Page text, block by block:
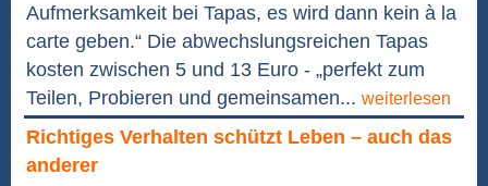
Aufmerksamkeit bei Tapas, es wird dann kein à la
carte geben.“ Die abwechslungsreichen Tapas
kosten zwischen 5 und 13 Euro - „perfekt zum
Teilen, Probieren und gemeinsamen... weiterlesen
Richtiges Verhalten schützt Leben – auch das
anderer